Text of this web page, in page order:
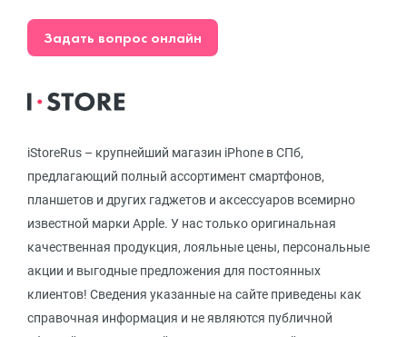
iStoreRus – крупнейший магазин iPhone в СПб,
предлагающий полный ассортимент смартфонов,
планшетов и других гаджетов и аксессуаров всемирно
известной марки Apple. У нас только оригинальная
качественная продукция, лояльные цены, персональные
акции и выгодные предложения для постоянных
клиентов! Сведения указанные на сайте приведены как
справочная информация и не являются публичной
Задать вопрос онлайн